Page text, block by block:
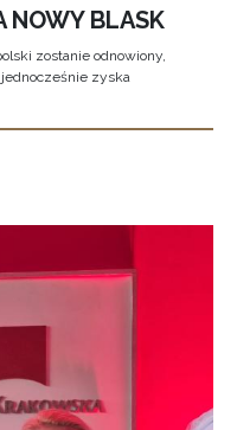
NOWY BLASK
zostanie odnowiony,
zyska